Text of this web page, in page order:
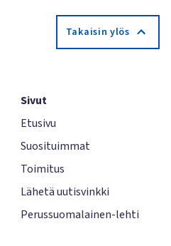
Takaisin ylös
Sivut
Etusivu
Suosituimmat
Toimitus
Lähetä uutisvinkki
Perussuomalainen-lehti